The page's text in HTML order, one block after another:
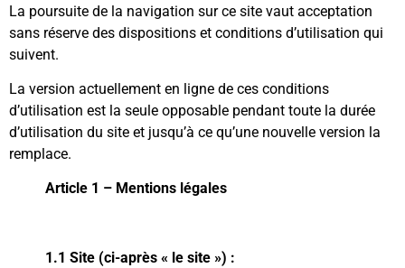
La poursuite de la navigation sur ce site vaut acceptation
sans réserve des dispositions et conditions d’utilisation qui
suivent.
La version actuellement en ligne de ces conditions
d’utilisation est la seule opposable pendant toute la durée
d’utilisation du site et jusqu’à ce qu’une nouvelle version la
remplace.
Article 1 – Mentions légales
1.1 Site (ci-après « le site ») :